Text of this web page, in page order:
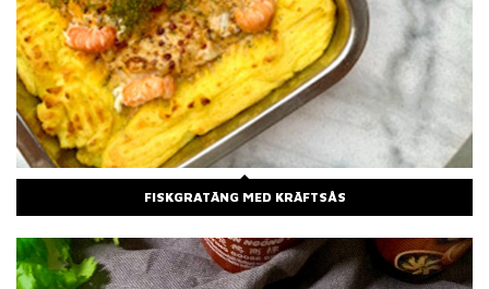
FISKGRATÄNG MED KRÄFTSÅS